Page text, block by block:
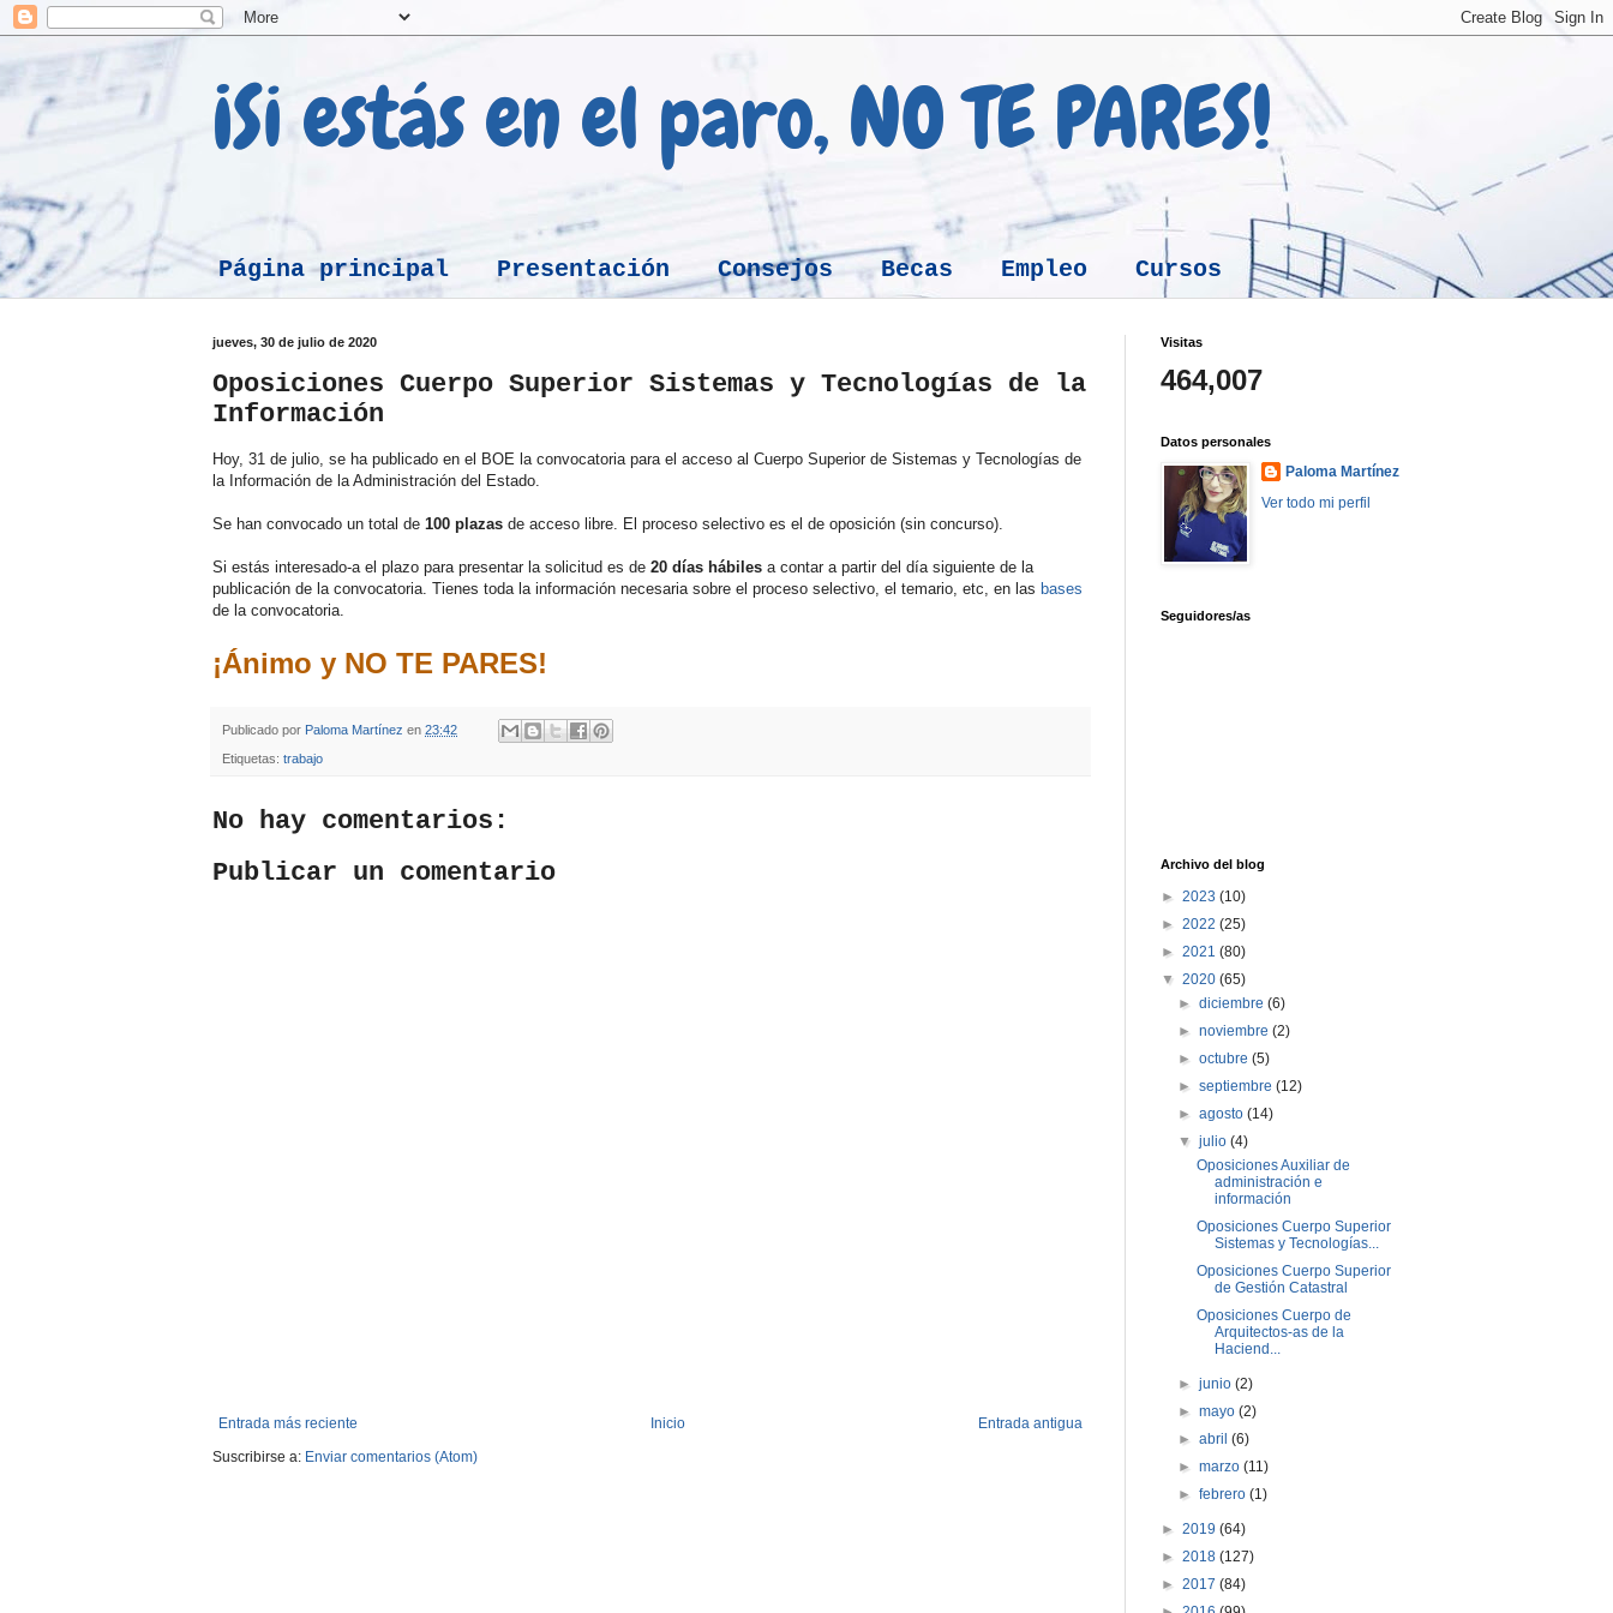
¡Si estás en el paro, NO TE PARES!
Página principal Presentación Consejos Becas Empleo Cursos
jueves, 30 de julio de 2020
Oposiciones Cuerpo Superior Sistemas y Tecnologías de la
Información
Hoy, 31 de julio, se ha publicado en el BOE la convocatoria para el acceso al Cuerpo Superior de Sistemas y Tecnologías de
la Información de la Administración del Estado.
Se han convocado un total de 100 plazas de acceso libre. El proceso selectivo es el de oposición (sin concurso).
Si estás interesado-a el plazo para presentar la solicitud es de 20 días hábiles a contar a partir del día siguiente de la
publicación de la convocatoria. Tienes toda la información necesaria sobre el proceso selectivo, el temario, etc, en las bases
de la convocatoria.
¡Ánimo y NO TE PARES!
Publicado por Paloma Martínez en 23:42
Etiquetas: trabajo
No hay comentarios:
Publicar un comentario
Entrada más reciente Entrada antigua
Inicio
Suscribirse a: Enviar comentarios (Atom)
Visitas
464,007
Datos personales
Paloma Martínez
Ver todo mi perfil
Seguidores/as
Archivo del blog
► 2023 (10)
► 2022 (25)
► 2021 (80)
▼ 2020 (65)
►diciembre(6)
►noviembre(2)
►octubre(5)
►septiembre(12)
►agosto(14)
▼julio(4)
Oposiciones Auxiliar de
administración e
información
Oposiciones Cuerpo Superior
Sistemas y Tecnologías...
Oposiciones Cuerpo Superior
de Gestión Catastral
Oposiciones Cuerpo de
Arquitectos-as de la
Haciend...
►junio(2)
►mayo(2)
►abril(6)
►marzo(11)
►febrero(1)
► 2019 (64)
► 2018 (127)
► 2017 (84)